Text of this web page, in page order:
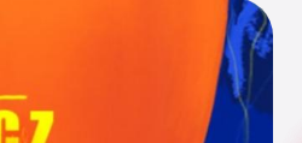
Wyszukaj